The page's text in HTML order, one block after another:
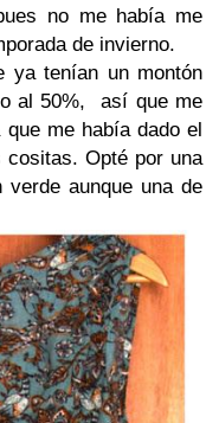
no me había me
de invierno.
ya tenían un montón
al 50%, así que me
me había dado el
Opté por una
aunque una de